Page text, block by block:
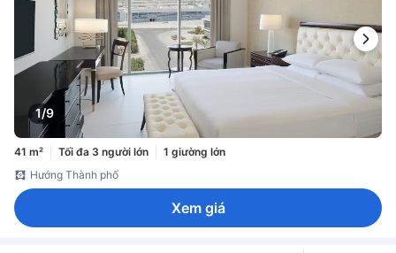
1/9
41 m² Tối đa 3 người lớn
1 giường lớn
Hướng Thành phố
Xem giá